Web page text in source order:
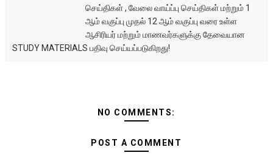
செய்திகள் , வேலை வாய்ப்பு செய்திகள் மற்றும் 1
ஆம் வகுப்பு முதல் 12 ஆம் வகுப்பு வரை உள்ள
ஆசிரியர் மற்றும் மாணவர்களுக்கு தேவையான
STUDY MATERIALS பதிவு செய்யப்படுகிறது!
NO COMMENTS:
POST A COMMENT